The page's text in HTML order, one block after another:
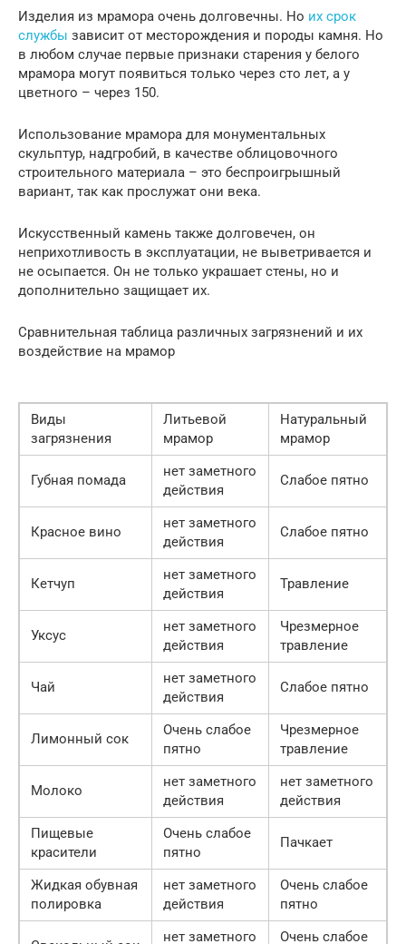
Изделия из мрамора очень долговечны. Но их срок
службы зависит от месторождения и породы камня. Но
в любом случае первые признаки старения у белого
мрамора могут появиться только через сто лет, а у
цветного – через 150.
Использование мрамора для монументальных
скульптур, надгробий, в качестве облицовочного
строительного материала – это беспроигрышный
вариант, так как прослужат они века.
Искусственный камень также долговечен, он
неприхотливость в эксплуатации, не выветривается и
не осыпается. Он не только украшает стены, но и
дополнительно защищает их.
Сравнительная таблица различных загрязнений и их
воздействие на мрамор
Виды
загрязнения
Литьевой
мрамор
Натуральный
мрамор
Губная помада
нет заметного
действия
Слабое пятно
Красное вино
нет заметного
действия
Слабое пятно
Кетчуп
нет заметного
действия
Травление
Уксус
нет заметного
действия
Чрезмерное
травление
Чай
нет заметного
действия
Слабое пятно
Лимонный сок
Очень слабое
пятно
Чрезмерное
травление
Молоко
нет заметного
действия
нет заметного
действия
Пищевые
красители
Очень слабое
пятно
Пачкает
Жидкая обувная
полировка
нет заметного
действия
Очень слабое
пятно
нет заметного Очень слабое